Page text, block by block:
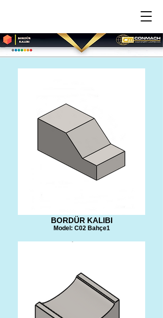
BORDÜR KALIBI
Model: C02 Bahçe1